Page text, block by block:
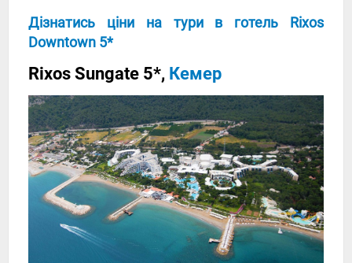
Дізнатись ціни на тури в готель Rixos
Downtown 5*
Rixos Sungate 5*, Кемер